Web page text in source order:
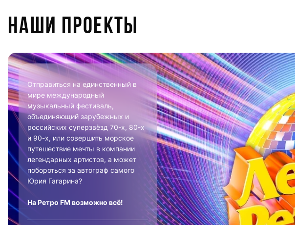
НАШИ ПРОЕКТЫ
Отправиться на единственный в
мире международный
музыкальный фестиваль,
объединяющий зарубежных и
российских суперзвёзд 70-х, 80-х
и 90-х, или совершить морское
путешествие мечты в компании
легендарных артистов, а может
побороться за автограф самого
Юрия Гагарина?
На Ретро FM возможно всё!